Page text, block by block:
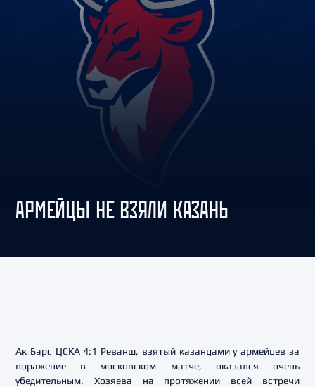
АРМЕЙЦЫ НЕ ВЗЯЛИ КАЗАНЬ
Ак Барс ЦСКА 4:1 Реванш, взятый казанцами у армейцев за
поражение в московском матче, оказался очень
убедительным. Хозяева на протяжении всей встречи